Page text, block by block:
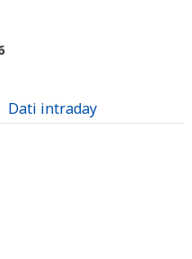
Dati intraday